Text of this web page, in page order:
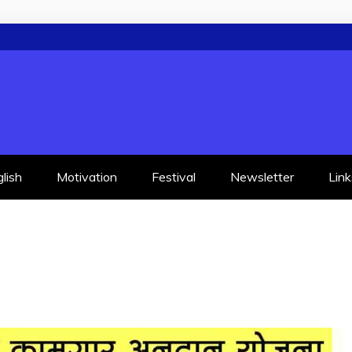
Motivation Festival Newsletter